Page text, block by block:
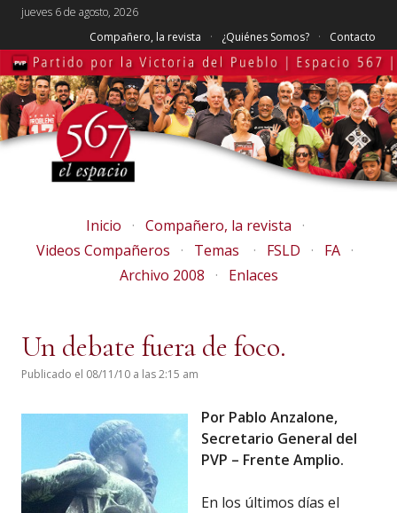
jueves 6 de agosto, 2026
Compañero, la revista
¿Quiénes Somos? Contacto
Inicio
Compañero, la revista
Videos Compañeros
Temas FSLD
FA
Archivo 2008
Enlaces
Un debate fuera de foco.
Publicado el 08/11/10 a las 2:15 am
Por Pablo Anzalone,
Secretario General del
PVP – Frente Amplio.
En los últimos días el